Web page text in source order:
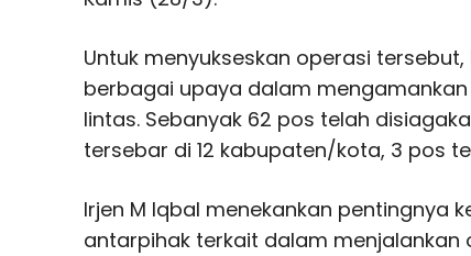
Untuk menyukseskan operasi
berbagai upaya dalam
lintas. Sebanyak 62 pos telah
tersebar di 12 kabupaten/kota, 3 pos
Irjen M Iqbal menekankan pentingnya
antarpihak terkait dalam menjalankan